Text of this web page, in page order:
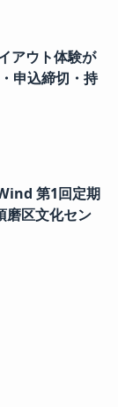
アウト体験が
申込締切・持
第1回定期
磨区文化セン